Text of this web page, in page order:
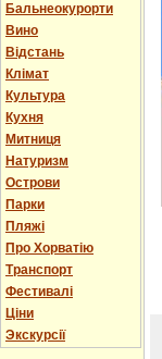
Бальнеокурорти
Вино
Відстань
Клімат
Культура
Кухня
Митниця
Натуризм
Острови
Парки
Пляжі
Про Хорватію
Транспорт
Фестивалі
Ціни
Экскурсії